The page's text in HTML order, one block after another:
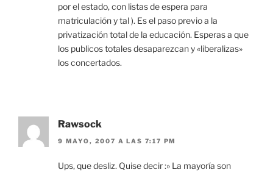
por el estado, con listas de espera para
matriculación y tal ). Es el paso previo a la
privatización total de la educación. Esperas a que
los publicos totales desaparezcan y «liberalizas»
los concertados.
Rawsock
9 MAYO, 2007 A LAS 7:17 PM
Ups, que desliz. Quise decir :» La mayoría son